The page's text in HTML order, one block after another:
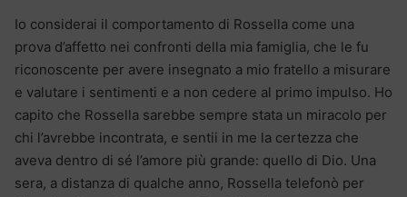
Io considerai il comportamento di Rossella come una
prova d’affetto nei confronti della mia famiglia, che le fu
riconoscente per avere insegnato a mio fratello a misurare
e valutare i sentimenti e a non cedere al primo impulso. Ho
capito che Rossella sarebbe sempre stata un miracolo per
chi l’avrebbe incontrata, e sentii in me la certezza che
aveva dentro di sé l’amore più grande: quello di Dio. Una
sera, a distanza di qualche anno, Rossella telefonò per